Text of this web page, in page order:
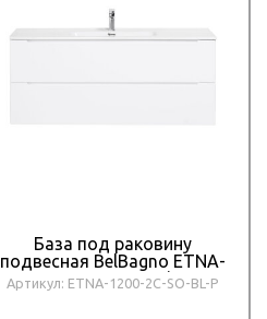
База под раковину
подвесная BelBagno ETNA-
1200-2C-SO-BL-P Bianco
Артикул: ETNA-1200-2C-SO-BL-P